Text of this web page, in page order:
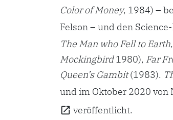
Color of Money, 1984) –
Felson – und den
The Man who Fell to Earth
Mockingbird1980), Far
Queen’s Gambit(1983).
und im Oktober 2020 von
veröffentlicht.